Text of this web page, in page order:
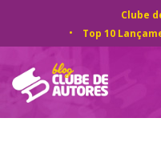
Clube
Top 10